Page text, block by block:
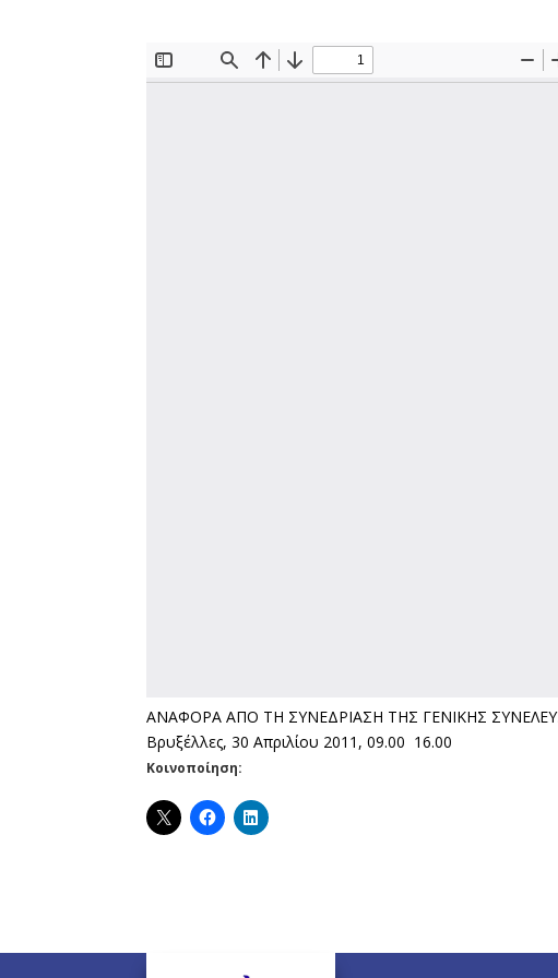
ΑΝΑΦΟΡΑ ΑΠΟ ΤΗ ΣΥΝΕΔΡΙΑΣΗ ΤΗΣ ΓΕΝΙΚΗΣ
Βρυξέλλες, 30 Απριλίου 2011, 09.00  16.00
Κοινοποίηση: